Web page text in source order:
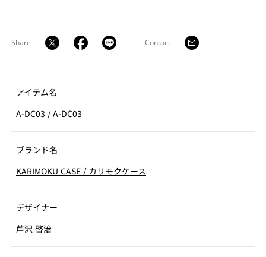
Share Contact
アイテム名
A-DC03 / A-DC03
ブランド名
KARIMOKU CASE / カリモクケース
デザイナー
芦沢 啓治